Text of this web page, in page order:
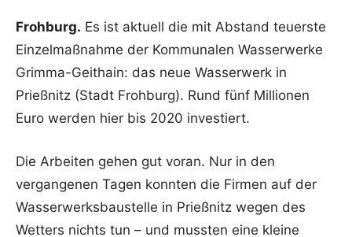
Frohburg. Es ist aktuell die mit Abstand teuerste
Einzelmaßnahme der Kommunalen Wasserwerke
Grimma-Geithain: das neue Wasserwerk in
Prießnitz (Stadt Frohburg). Rund fünf Millionen
Euro werden hier bis 2020 investiert.
Die Arbeiten gehen gut voran. Nur in den
vergangenen Tagen konnten die Firmen auf der
Wasserwerksbaustelle in Prießnitz wegen des
Wetters nichts tun – und mussten eine kleine